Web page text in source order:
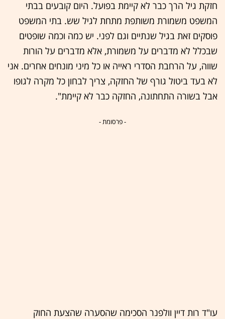
חזקת גיל הרך כבר לא קיימת בפועל. היום קובעים בבתי
המשפט משמורת משותפת מתחת לגיל שש. בתי המשפט
פוסקים זאת בגיל שנתיים וגם לפני. יש כמה וכמה שופטים
שבכלל לא מדברים על משמורת, אלא מדברים על הורות
שווה, על הרחבת הסדרי ראייה או כל מיני מונחים אחרים. אני
לא בעד ביטול גורף של החזקה, צריך לבחון כל מקרה לגופו
אבל בשורה התחתונה, החזקה כבר לא קיימת".
- פרסומת -
עו"ד רות דיין וולפנר הסכימה שהסערה שהצעת החוק